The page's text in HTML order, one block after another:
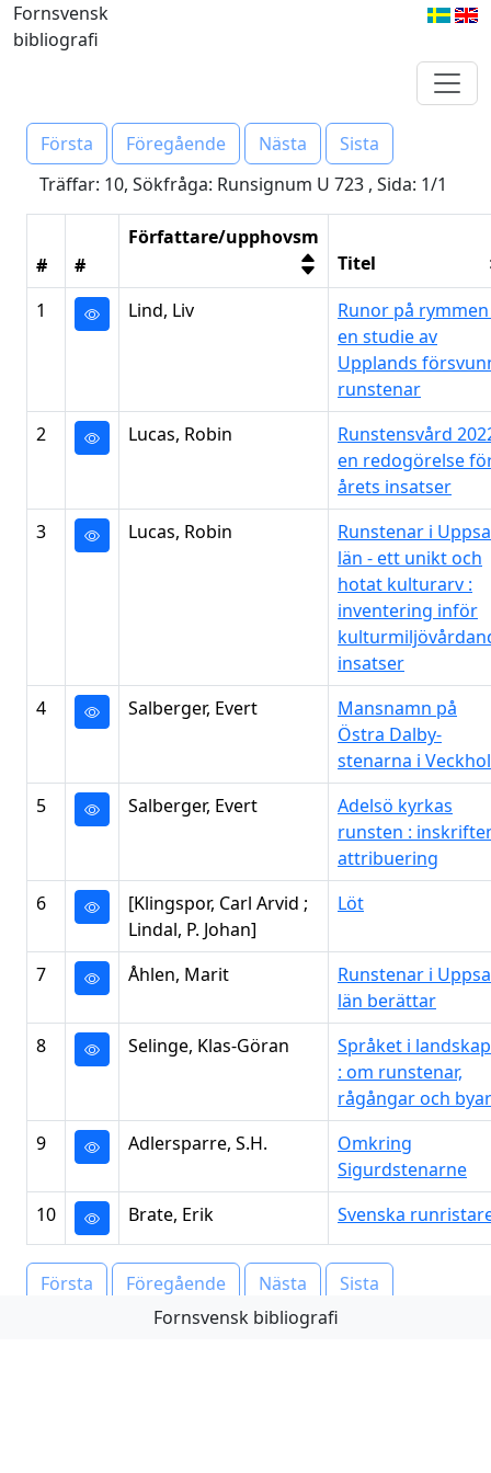
Fornsvensk
bibliografi
Första Föregående Nästa
Sista
Träffar: 10, Sökfråga: Runsignum U 723 , Sida: 1/1
# #
Författare/upphovsm
Titel
1
Lind, Liv
Runor på
en studie av
Upplands
runstenar
2
Lucas, Robin
Runstensvård
en redogörelse
årets insatser
3
Lucas, Robin
Runstenar i
län - ett unikt och
hotat kulturarv :
inventering inför
insatser
4
Salberger, Evert
Mansnamn på
Östra Dalby-
stenarna i
5
Salberger, Evert
Adelsö kyrkas
runsten :
attribuering
6
[Klingspor, Carl Arvid ;
Lindal, P. Johan]
Löt
7 Åhlen, Marit
Runstenar i
län berättar
8
Selinge, Klas-Göran
Språket i
: om runstenar,
rågångar och byar
9
Adlersparre, S.H.
Omkring
Sigurdstenarne
10
Brate, Erik Svenska
Första Föregående Nästa
Sista
Fornsvensk bibliografi